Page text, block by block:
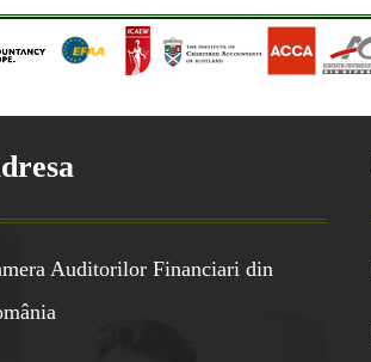
Auditorilor Financiari din